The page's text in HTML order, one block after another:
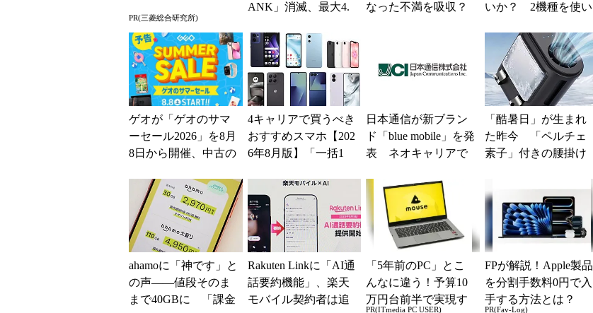
PR(三菱総合研究所)
ANK」消滅、最大4.
解説
なった不満を吸収？
いか？ 2機種を使い
ゲオが「ゲオのサマ
ーセール2026」を8月
8日から開催、中古の
得に
4キャリアで買うべき
おすすめスマホ【202
6年8月版】「一括1
得なiPhone／...
日本通信が新ブラン
ド「blue mobile」を発
表 ネオキャリアで
「酷暑日」が生まれ
た昨今 「ペルチェ
素子」付きの腰掛け
ahamoに「神です」と
の声――値段そのま
まで40GBに 「課金
Rakuten Linkに「AI通
話要約機能」、楽天
モバイル契約者は追
「5年前のPC」とこ
んなに違う！予算10
万円台前半で実現す
PR(ITmedia PC USER)
FPが解説！Apple製品
を分割手数料0円で入
手する方法とは？
PR(Fav-Log)